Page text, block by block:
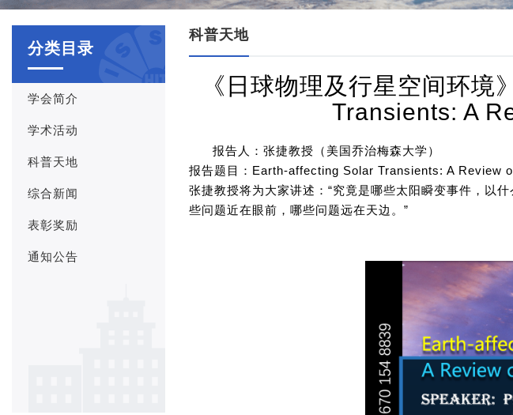
分类目录
学会简介
学术活动
科普天地
综合新闻
表彰奖励
通知公告
科普天地
《日球物理及行星空间环
Transients: A
报告人：张捷教授（美国乔治梅森大学）
报告题目：Earth-affecting Solar Transients: A Review
张捷教授将为大家讲述：“究竟是哪些太阳瞬变事件，以
些问题近在眼前，哪些问题远在天边。”